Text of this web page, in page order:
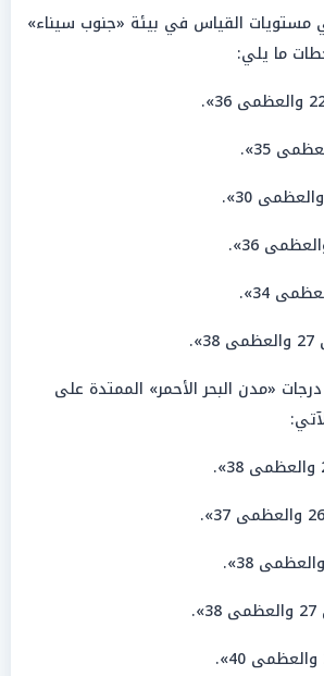
مستويات القياس في بيئة «جنوب سيناء»
ما يلي:
«مدن البحر الأحمر» الممتدة على